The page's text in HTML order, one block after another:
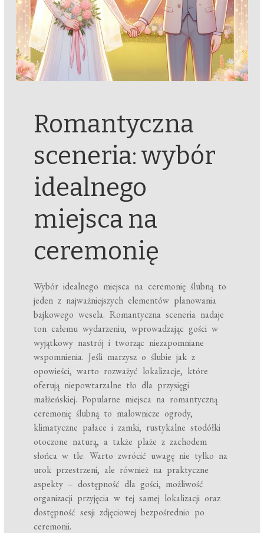
Romantyczna
sceneria: wybór
idealnego
miejsca na
ceremonię
Wybór idealnego miejsca na ceremonię ślubną to
jeden z najważniejszych elementów planowania
bajkowego wesela. Romantyczna sceneria nadaje
ton całemu wydarzeniu, wprowadzając gości w
wyjątkowy nastrój i tworząc niezapomniane
wspomnienia. Jeśli marzysz o ślubie jak z
opowieści, warto rozważyć lokalizacje, które
oferują niepowtarzalne tło dla przysięgi
małżeńskiej. Popularne miejsca na romantyczną
ceremonię ślubną to malownicze ogrody,
klimatyczne pałace i zamki, rustykalne stodółki
otoczone naturą, a także plaże z zachodem
słońca w tle. Warto zwrócić uwagę nie tylko na
urok przestrzeni, ale również na praktyczne
aspekty – dostępność dla gości, możliwość
organizacji przyjęcia w tej samej lokalizacji oraz
dostępność sesji zdjęciowej bezpośrednio po
ceremonii.